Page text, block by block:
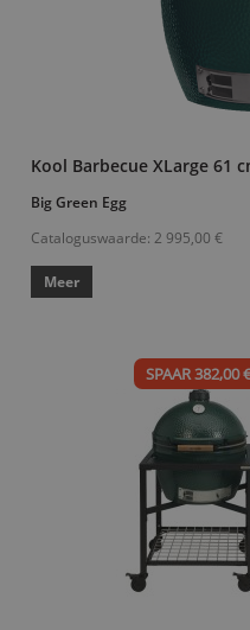
Kool Barbecue XLarge 61
Big Green Egg
Cataloguswaarde: 2 995,00 €
Meer
SPAAR 382,00